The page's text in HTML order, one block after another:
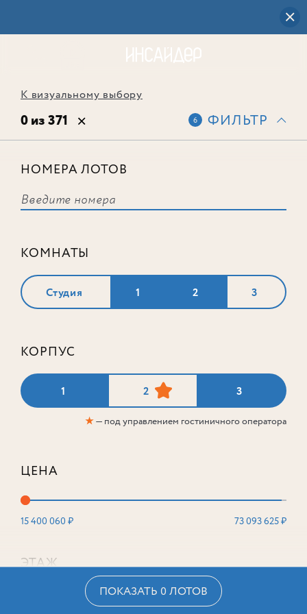
К визуальному выбору
0 из 371 6 ФИЛЬТР
НОМЕРА ЛОТОВ
КОМНАТЫ
Студия 1 2 3
КОРПУС
1 2 3
★— под управлением гостиничного оператора
ЦЕНА
15 400 060 ₽ 73 093 625 ₽
ЭТАЖ
ПОКАЗАТЬ 0 ЛОТОВ
соответствует ни одного лота